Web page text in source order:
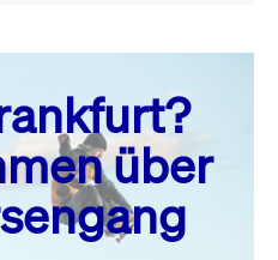
FR. SA. SO.
1
2
6 7 8
über